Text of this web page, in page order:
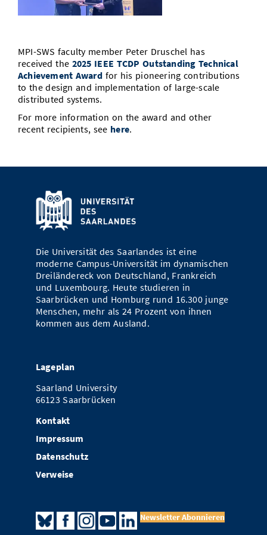
Vom Studium in den Beruf
Study Scheduler
Bibliothek
Start-ups
IT-Themenabend
Ranking
Kontakt
SIC Merchandise
SIC Podcast
AnsprechpartnerInnen, Personen, Forschungsgruppen
Termine, Vorträge und Veranstaltungen
Alumni
MPI-SWS faculty member Peter Druschel has
received the 2025 IEEE TCDP Outstanding Technical
Achievement Awardfor his pioneering contributions
to the design and implementation of large-scale
distributed systems.
For more information on the award and other
recent recipients, see here.
Die Universität des Saarlandes ist eine
moderne Campus-Universität im dynamischen
Dreiländereck von Deutschland, Frankreich
und Luxembourg. Heute studieren in
Saarbrücken und Homburg rund 16.300 junge
Menschen, mehr als 24 Prozent von ihnen
kommen aus dem Ausland.
Lageplan
Saarland University
66123 Saarbrücken
Kontakt
Impressum
Datenschutz
Verweise
Newsletter Abonnieren